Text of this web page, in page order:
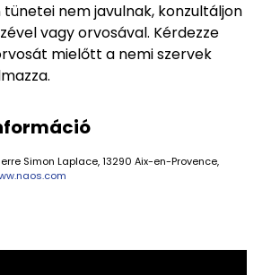
nem javulnak, konzultáljon
vagy orvosával. Kérdezze
mielőtt a nemi szervek
Simon Laplace, 13290 Aix-en-Provence,